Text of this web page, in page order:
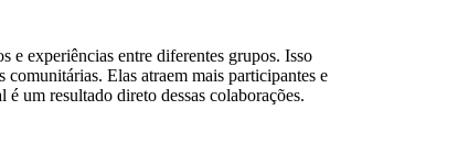
e experiências entre diferentes grupos. Isso
Elas atraem mais participantes e
um resultado direto dessas colaborações.